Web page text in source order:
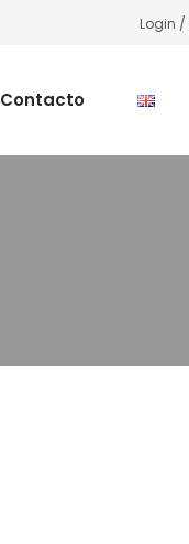
Login /
Contacto